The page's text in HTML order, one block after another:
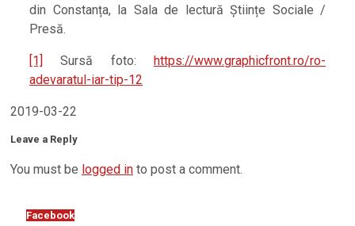
din Constanța, la Sala de lectură Științe Sociale /
Presă.
[1] Sursă foto:
https://www.graphicfront.ro/ro-
adevaratul-iar-tip-12
2019-03-22
Leave a Reply
You must be logged in to post a comment.
Facebook